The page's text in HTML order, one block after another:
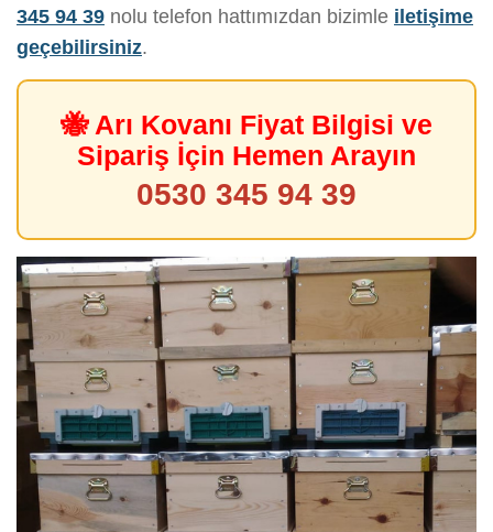
345 94 39 nolu telefon hattımızdan bizimle iletişime
geçebilirsiniz.
🐝 Arı Kovanı Fiyat Bilgisi ve
Sipariş İçin Hemen Arayın
0530 345 94 39